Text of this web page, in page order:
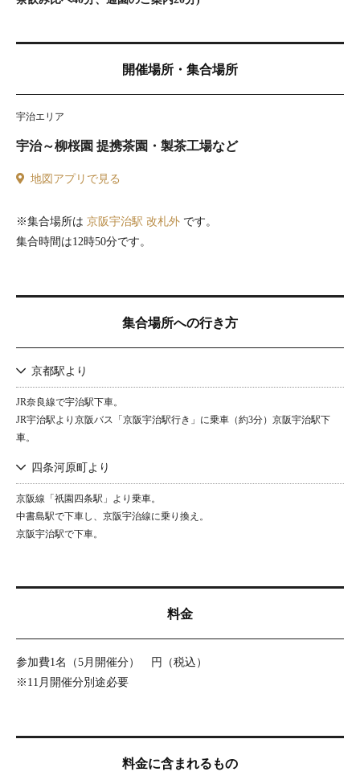
開催場所・集合場所
宇治エリア
宇治～柳桜園 提携茶園・製茶工場など
地図アプリで見る
※集合場所は 京阪宇治駅 改札外 です。
集合時間は12時50分です。
集合場所への行き方
京都駅より
JR奈良線で宇治駅下車。
JR宇治駅より京阪バス「京阪宇治駅行き」に乗車（約3分）京阪宇治駅下
車。
四条河原町より
京阪線「祇園四条駅」より乗車。
中書島駅で下車し、京阪宇治線に乗り換え。
京阪宇治駅で下車。
料金
参加費1名（5月開催分）
※11月開催分別途必要
円（税込）
料金に含まれるもの